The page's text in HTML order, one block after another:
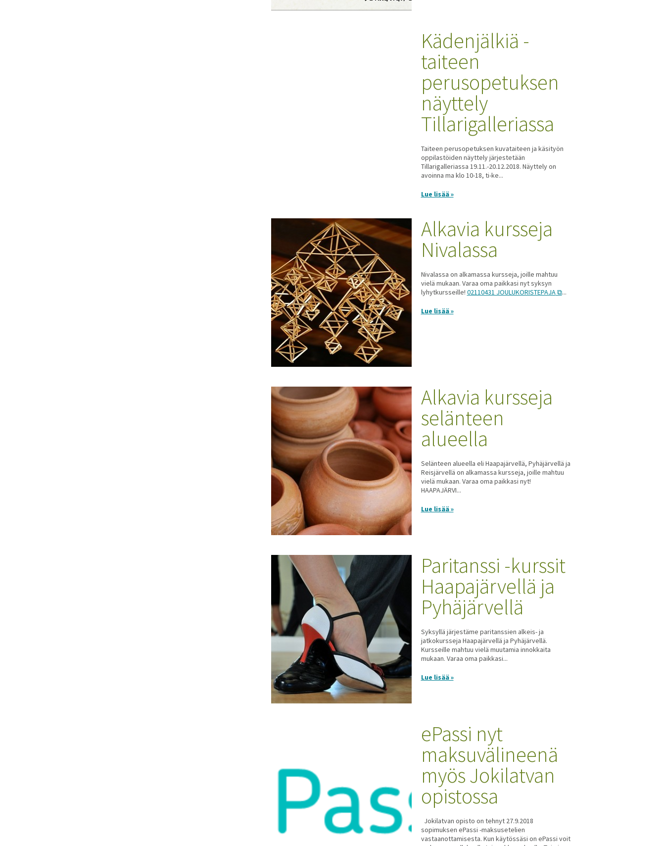
Kädenjälkiä -
taiteen
perusopetuksen
näyttely
Tillarigalleriassa
Taiteen perusopetuksen kuvataiteen ja käsityön
oppilastöiden näyttely järjestetään
Tillarigalleriassa 19.11.-20.12.2018. Näyttely on
avoinna ma klo 10-18, ti-ke...
Lue lisää »
Alkavia kursseja
Nivalassa
Nivalassa on alkamassa kursseja, joille mahtuu
vielä mukaan. Varaa oma paikkasi nyt syksyn
lyhytkursseille! 02110431 JOULUKORISTEPAJA ...
Lue lisää »
Alkavia kursseja
selänteen
alueella
Selänteen alueella eli Haapajärvellä, Pyhäjärvellä ja
Reisjärvellä on alkamassa kursseja, joille mahtuu
vielä mukaan. Varaa oma paikkasi nyt!
HAAPAJÄRVI...
Lue lisää »
Paritanssi -kurssit
Haapajärvellä ja
Pyhäjärvellä
Syksyllä järjestäme paritanssien alkeis- ja
jatkokursseja Haapajärvellä ja Pyhäjärvellä.
Kursseille mahtuu vielä muutamia innokkaita
mukaan. Varaa oma paikkasi...
Lue lisää »
ePassi nyt
maksuvälineenä
myös Jokilatvan
opistossa
Jokilatvan opisto on tehnyt 27.9.2018
sopimuksen ePassi -maksusetelien
vastaanottamisesta. Kun käytössäsi on ePassi voit